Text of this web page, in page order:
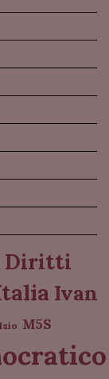
Diritti
Ivan
M5S